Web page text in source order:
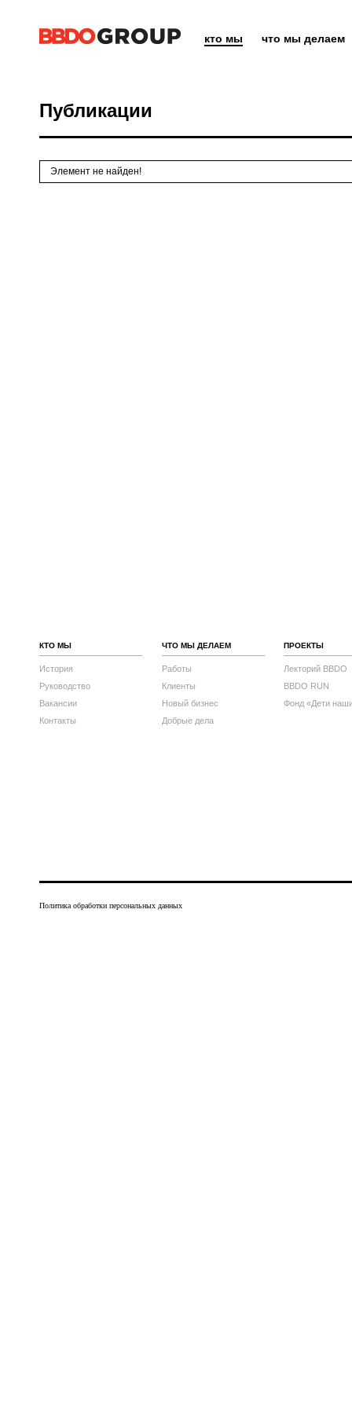
кто мы что мы делаем
Публикации
Элемент не найден!
КТО МЫ
История
Руководство
Вакансии
Контакты
ЧТО МЫ ДЕЛАЕМ
Работы
Клиенты
Новый бизнес
Добрые дела
ПРОЕКТЫ
Лекторий BBDO
BBDO RUN
Фонд «Дети
Политика обработки персональных данных